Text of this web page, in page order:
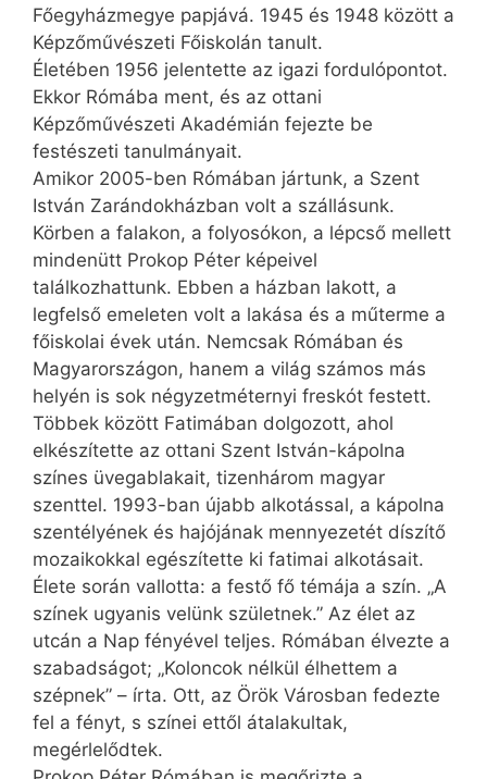
Főegyházmegye papjává. 1945 és 1948 között a
Képzőművészeti Főiskolán tanult.
Életében 1956 jelentette az igazi fordulópontot.
Ekkor Rómába ment, és az ottani
Képzőművészeti Akadémián fejezte be
festészeti tanulmányait.
Amikor 2005-ben Rómában jártunk, a Szent
István Zarándokházban volt a szállásunk.
Körben a falakon, a folyosókon, a lépcső mellett
mindenütt Prokop Péter képeivel
találkozhattunk. Ebben a házban lakott, a
legfelső emeleten volt a lakása és a műterme a
főiskolai évek után. Nemcsak Rómában és
Magyarországon, hanem a világ számos más
helyén is sok négyzetméternyi freskót festett.
Többek között Fatimában dolgozott, ahol
elkészítette az ottani Szent István-kápolna
színes üvegablakait, tizenhárom magyar
szenttel. 1993-ban újabb alkotással, a kápolna
szentélyének és hajójának mennyezetét díszítő
mozaikokkal egészítette ki fatimai alkotásait.
Élete során vallotta: a festő fő témája a szín. „A
színek ugyanis velünk születnek.” Az élet az
utcán a Nap fényével teljes. Rómában élvezte a
szabadságot; „Koloncok nélkül élhettem a
szépnek” – írta. Ott, az Örök Városban fedezte
fel a fényt, s színei ettől átalakultak,
megérlelődtek.